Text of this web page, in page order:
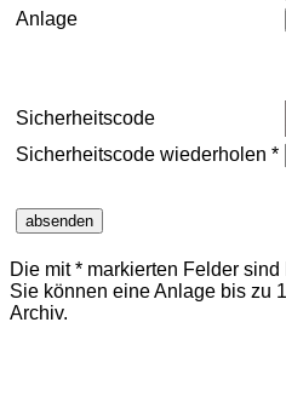
Anlage
Sicherheitscode
Sicherheitscode wiederholen *
Die mit * markierten Felder
Sie können eine Anlage bis zu
Archiv.